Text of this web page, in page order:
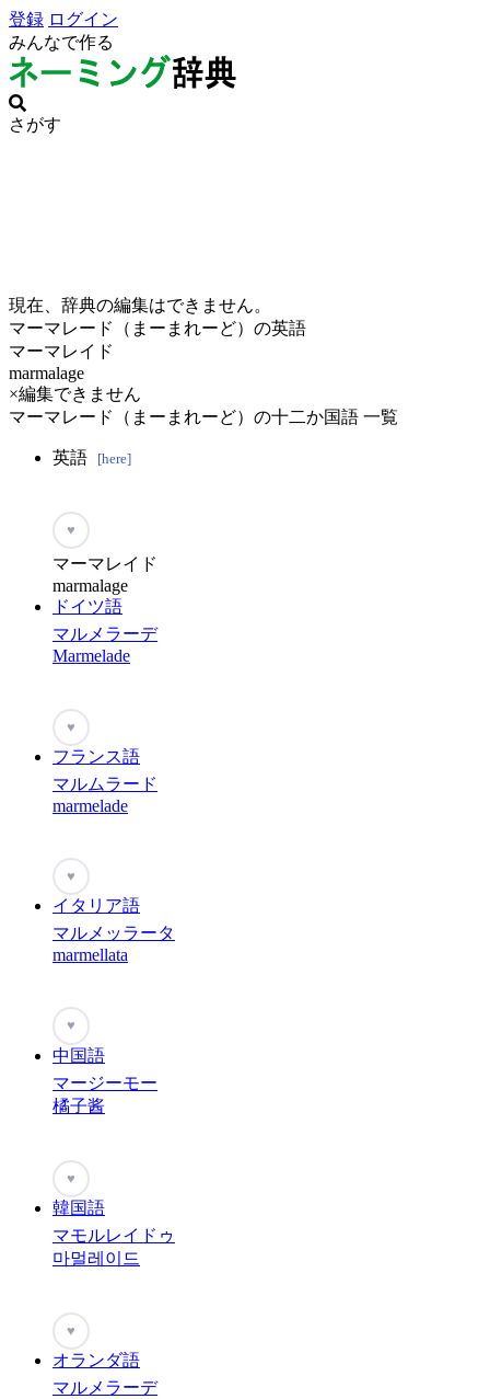
登録 ログイン
みんなで作る
さがす
現在、辞典の編集はできません。
マーマレード（まーまれーど）の英語
マーマレイド
marmalage
×編集できません
マーマレード（まーまれーど）の十二か国語 一覧
英語 [here]
♥
マーマレイド
marmalage
ドイツ語
マルメラーデ
Marmelade
♥
フランス語
マルムラード
marmelade
♥
イタリア語
マルメッラータ
marmellata
♥
中国語
マージーモー
橘子酱
♥
韓国語
マモルレイドゥ
마멀레이드
♥
オランダ語
マルメラーデ